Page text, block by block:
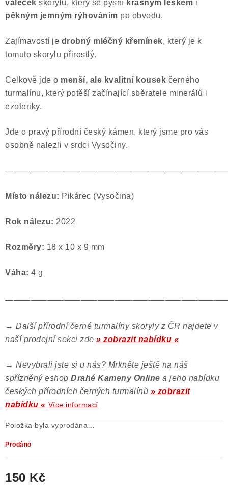
váleček skorylu, který se pyšní krásným leskem i
pěkným jemným rýhováním po obvodu.
Zajímavostí je drobný mléčný křemínek, který je k
tomuto skorylu přirostlý.
Celkově jde o menší, ale kvalitní kousek černého
turmalínu, který potěší začínající sběratele minerálů i
ezoteriky.
Jde o pravý přírodní český kámen, který jsme pro vás
osobně nalezli v srdci Vysočiny.
Místo nálezu: Pikárec (Vysočina)
Rok nálezu: 2022
Rozměry: 18 x 10 x 9 mm
Váha: 4 g
→ Další přírodní černé turmalíny skoryly z ČR najdete v
naší prodejní sekci zde » zobrazit nabídku «
→ Nevybrali jste si u nás? Mrkněte ještě na náš
spřízněný eshop Drahé Kameny Online a jeho nabídku
českých přírodních černých turmalínů » zobrazit
nabídku « Více informací
Položka byla vyprodána…
Prodáno
150 Kč